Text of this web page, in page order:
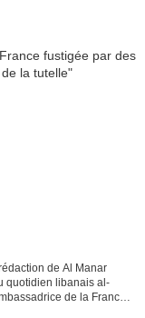
de Al Manar
quotidien libanais al-
de la France